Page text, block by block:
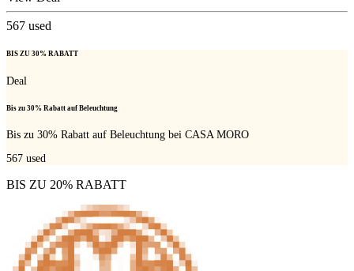
567 used
BIS ZU 30% RABATT
Deal
Bis zu 30% Rabatt auf Beleuchtung
Bis zu 30% Rabatt auf Beleuchtung bei CASA MORO
567 used
BIS ZU 20% RABATT